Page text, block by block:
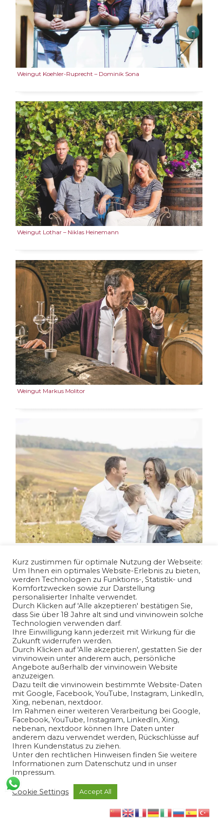
Weingut Koehler-Ruprecht – Dominik Sona
Weingut Lothar – Niklas Heinemann
Weingut Markus Molitor
Weingut Philipp Wittmann
Kurz zustimmen für optimale Nutzung der Webseite:
Um Ihnen ein optimales Website-Erlebnis zu bieten,
werden Technologien zu Funktions-, Statistik- und
Komfortzwecken sowie zur Darstellung
personalisierter Inhalte verwendet.
Durch Klicken auf 'Alle akzeptieren' bestätigen Sie,
dass Sie über 18 Jahre alt sind und vinvinowein solche
Technologien verwenden darf.
Ihre Einwilligung kann jederzeit mit Wirkung für die
Zukunft widerrufen werden.
Durch Klicken auf 'Alle akzeptieren', gestatten Sie der
vinvinowein unter anderem auch, persönliche
Angebote außerhalb der vinvinowein Website
anzuzeigen.
Dazu teilt die vinvinowein bestimmte Website-Daten
mit Google, Facebook, YouTube, Instagram, LinkedIn,
Xing, nebenan, nextdoor.
Im Rahmen einer weiteren Verarbeitung bei Google,
Facebook, YouTube, Instagram, LinkedIn, Xing,
nebenan, nextdoor können Ihre Daten unter
anderem dazu verwendet werden, Rückschlüsse auf
Ihren Kundenstatus zu ziehen.
Unter den rechtlichen Hinweisen finden Sie weitere
Informationen zum Datenschutz und in unser
Impressum.
Cookie Settings Accept All